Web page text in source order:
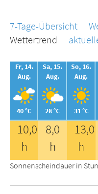
7-Tage-Übersicht
Wettertrend
Fr, 14.
Aug.
40 °C
Sa, 15.
Aug.
28 °C
So, 16.
Aug.
31 °C
10,0
h
8,0
h
13,0
h
Sonnenscheindauer in